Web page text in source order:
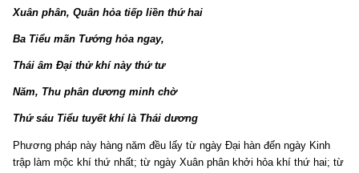
Xuân phân, Quân hỏa tiếp liền thứ hai
Ba Tiểu mãn Tướng hỏa ngay,
Thái âm Đại thử khí này thứ tư
Năm, Thu phân dương minh chờ
Thứ sáu Tiểu tuyết khí là Thái dương
Phương pháp này hàng năm đều lấy từ ngày Đại hàn đến ngày Kinh
trập làm mộc khí thứ nhất; từ ngày Xuân phân khởi hỏa khí thứ hai; từ